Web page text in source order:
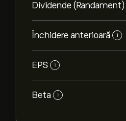
Dividende (Randament)
Închidere anterioară i
EPS i
Beta i